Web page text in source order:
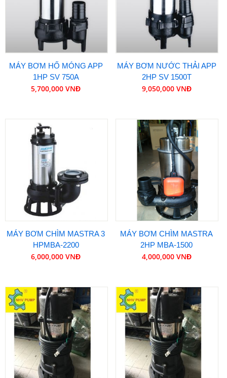
MÁY BƠM HỐ MÓNG APP
1HP SV 750A
5,700,000 VNĐ
MÁY BƠM NƯỚC THẢI APP
2HP SV 1500T
9,050,000 VNĐ
MÁY BƠM CHÌM MASTRA 3
HPMBA-2200
6,000,000 VNĐ
MÁY BƠM CHÌM MASTRA
2HP MBA-1500
4,000,000 VNĐ